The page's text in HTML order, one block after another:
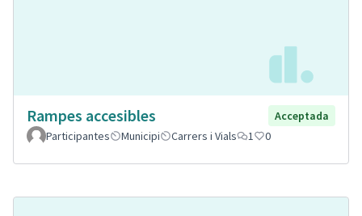
Rampes accesibles
Acceptada
Participantes
Municipi Carrers i Vials 1 0